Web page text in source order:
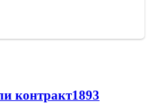
контракт1893